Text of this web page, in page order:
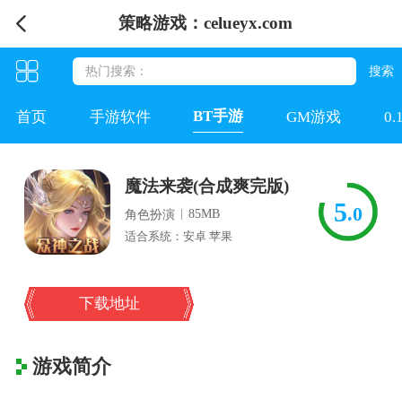
策略游戏：celueyx.com
首页 手游软件 BT手游 GM游戏
魔法来袭(合成爽完版)
角色扮演 |85MB
适合系统：安卓 苹果
5.0
下载地址
游戏简介